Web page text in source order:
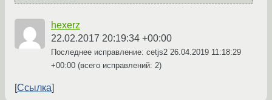
hexerz
22.02.2017 20:19:34 +00:00
Последнее исправление: cetjs2 26.04.2019 11:18:29
+00:00 (всего исправлений: 2)
Ссылка